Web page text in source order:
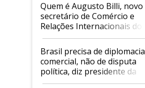
Quem é Augusto Billi, novo
secretário de Comércio e
Relações Internacionais do
Mapa
Brasil precisa de diplomacia
comercial, não de disputa
política, diz presidente da
Faesp